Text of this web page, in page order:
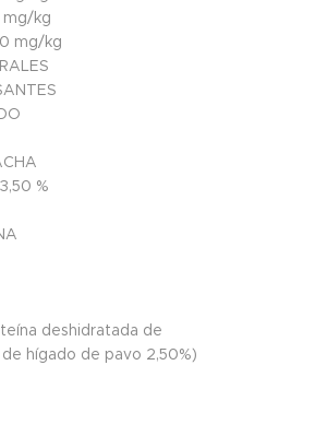
mg/kg
mg/kg
%
deshidratada de
hígado de pavo 2,50%)